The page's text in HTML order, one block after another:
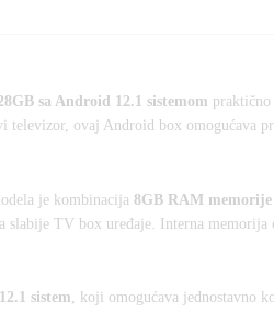
sa Android 12.1 sistemom
televizor, ovaj Android box omogućava
je kombinacija 8GB RAM
slabije TV box uređaje. Interna memorija
sistem, koji omogućava jednostavno